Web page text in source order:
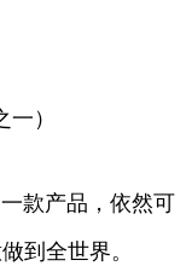
）
款产品，依然可
到全世界。